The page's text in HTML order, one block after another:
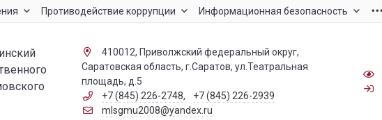
Противодействие коррупции Информационная безопасность
410012, Приволжский федеральный округ,
Саратовская область, г.Саратов, ул.Театральная
площадь, д.5
+7 (845) 226-2748,
+7 (845) 226-2939
mlsgmu2008@yandex.ru